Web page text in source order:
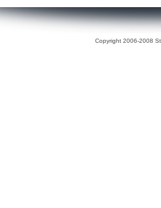
Copyright 2006-2008